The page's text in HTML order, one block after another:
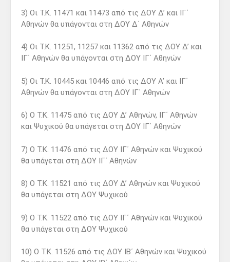
3) Οι Τ.Κ. 11471 και 11473 από τις ΔΟΥ Δ’ και ΙΓ΄
Αθηνών θα υπάγονται στη ΔΟΥ Δ΄ Αθηνών
4) Οι Τ.Κ. 11251, 11257 και 11362 από τις ΔΟΥ Δ’ και
ΙΓ΄ Αθηνών θα υπάγονται στη ΔΟΥ ΙΓ΄ Αθηνών
5) Οι Τ.Κ. 10445 και 10446 από τις ΔΟΥ Α’ και ΙΓ΄
Αθηνών θα υπάγονται στη ΔΟΥ ΙΓ΄ Αθηνών
6) Ο Τ.Κ. 11475 από τις ΔΟΥ Δ’ Αθηνών, ΙΓ΄ Αθηνών
και Ψυχικού θα υπάγεται στη ΔΟΥ ΙΓ΄ Αθηνών
7) Ο Τ.Κ. 11476 από τις ΔΟΥ ΙΓ΄ Αθηνών και Ψυχικού
θα υπάγεται στη ΔΟΥ ΙΓ΄ Αθηνών
8) Ο Τ.Κ. 11521 από τις ΔΟΥ Δ’ Αθηνών και Ψυχικού
θα υπάγεται στη ΔΟΥ Ψυχικού
9) Ο Τ.Κ. 11522 από τις ΔΟΥ ΙΓ΄ Αθηνών και Ψυχικού
θα υπάγεται στη ΔΟΥ Ψυχικού
10) Ο Τ.Κ. 11526 από τις ΔΟΥ ΙΒ΄ Αθηνών και Ψυχικού